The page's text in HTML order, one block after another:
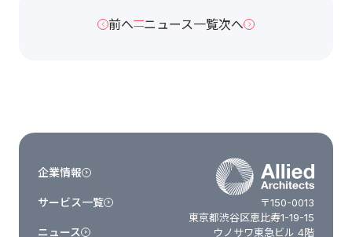
前へ ニュース一覧次へ
〒150-0013
東京都渋谷区恵比寿1-19-15
ウノサワ東急ビル 4階
企業情報
サービス一覧
ニュース